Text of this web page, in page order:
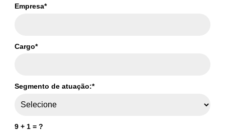
Empresa*
Cargo*
Segmento de atuação:*
9 + 1 = ?